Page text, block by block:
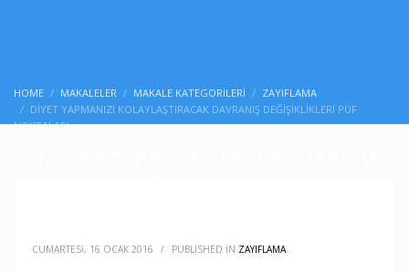
HOME MAKALELER MAKALE KATEGORILERI
ZAYIFLAMA
DİYET YAPMANIZI KOLAYLAŞTIRACAK DAVRANIŞ DEĞİŞİKLİKLERİ PÜF
NOKTALARI
CUMARTESI, 16 OCAK 2016 / PUBLISHED IN ZAYIFLAMA